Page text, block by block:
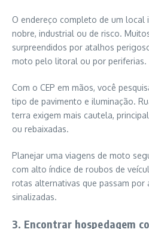
O endereço completo de um local
nobre, industrial ou de risco.
surpreendidos por atalhos
moto pelo litoral ou por periferias.
Com o CEP em mãos, você
tipo de pavimento e iluminação.
terra exigem mais cautela,
ou rebaixadas.
Planejar uma viagens de moto
com alto índice de roubos de
rotas alternativas que passam por
sinalizadas.
3. Encontrar hospedagem